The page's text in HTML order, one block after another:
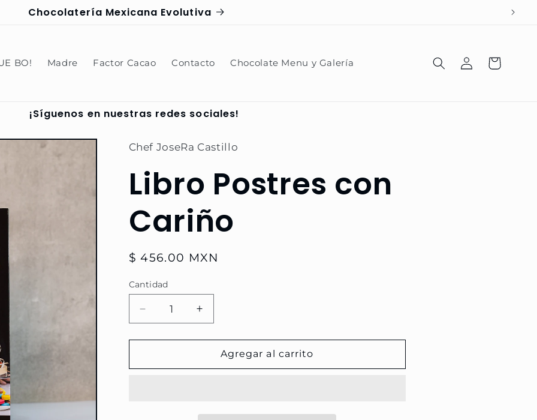
Chocolatería Mexicana Evolutiva
BO! Madre Factor Cacao Contacto Chocolate Menu y Galería
Iniciar
sesión
Carrito
¡Síguenos en nuestras redes sociales!
Chef JoseRa Castillo
Libro Postres con
Cariño
Precio
$ 456.00 MXN
Cantidad
Reducir
cantidad
para
Postres
Aumentar
cantidad
para
Libro
Postres
Agregar al carrito